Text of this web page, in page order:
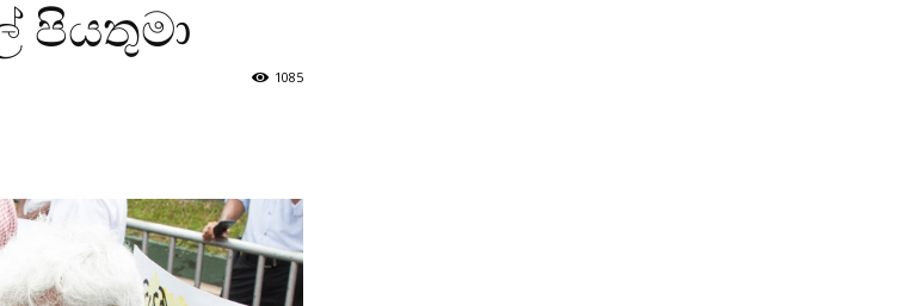
පියතුමා
1085